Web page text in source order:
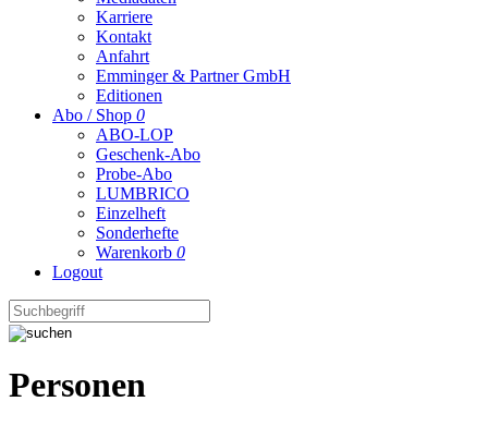
Karriere
Kontakt
Anfahrt
Emminger & Partner GmbH
Editionen
Abo / Shop 0
ABO-LOP
Geschenk-Abo
Probe-Abo
LUMBRICO
Einzelheft
Sonderhefte
Warenkorb 0
Logout
Personen